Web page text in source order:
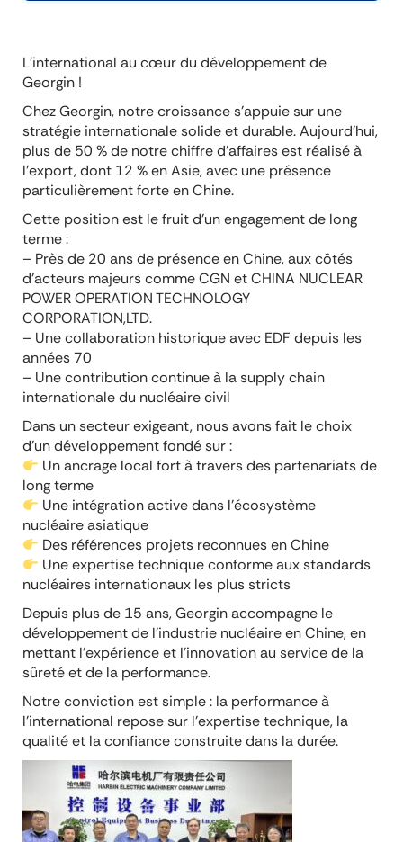
L’international au cœur du développement de
Georgin !
Chez Georgin, notre croissance s’appuie sur une
stratégie internationale solide et durable. Aujourd’hui,
plus de 50 % de notre chiffre d’affaires est réalisé à
l’export, dont 12 % en Asie, avec une présence
particulièrement forte en Chine.
Cette position est le fruit d’un engagement de long
terme :
– Près de 20 ans de présence en Chine, aux côtés
d’acteurs majeurs comme CGN et CHINA NUCLEAR
POWER OPERATION TECHNOLOGY
CORPORATION,LTD.
– Une collaboration historique avec EDF depuis les
années 70
– Une contribution continue à la supply chain
internationale du nucléaire civil
Dans un secteur exigeant, nous avons fait le choix
d’un développement fondé sur :
Un ancrage local fort à travers des partenariats de
long terme
Une intégration active dans l’écosystème
nucléaire asiatique
Des références projets reconnues en Chine
Une expertise technique conforme aux standards
nucléaires internationaux les plus stricts
Depuis plus de 15 ans, Georgin accompagne le
développement de l’industrie nucléaire en Chine, en
mettant l’expérience et l’innovation au service de la
sûreté et de la performance.
Notre conviction est simple : la performance à
l’international repose sur l’expertise technique, la
qualité et la confiance construite dans la durée.